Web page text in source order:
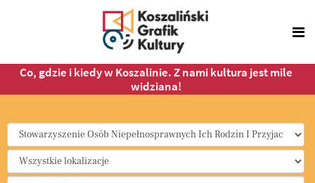
Co, gdzie i kiedy w Koszalinie. Z nami kultura jest mile
widziana!
Select a Category to filter list